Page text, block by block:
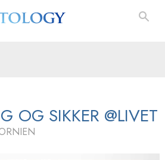
OG SIKKER @LIVET